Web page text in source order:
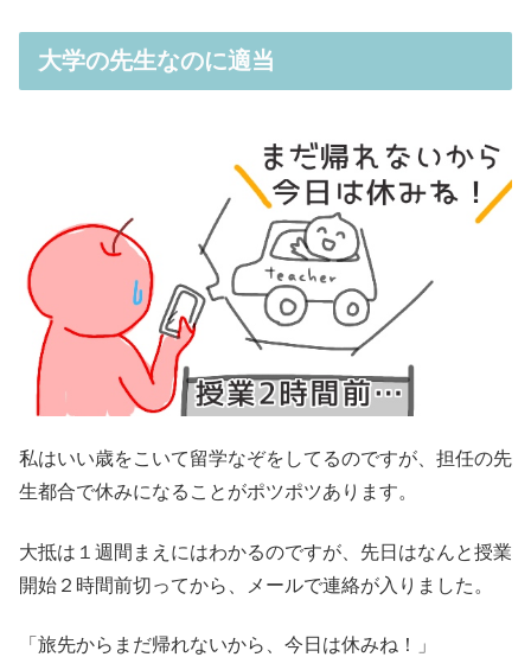
大学の先生なのに適当
私はいい歳をこいて留学なぞをしてるのですが、担任の先
生都合で休みになることがポツポツあります。
大抵は１週間まえにはわかるのですが、先日はなんと授業
開始２時間前切ってから、メールで連絡が入りました。
「旅先からまだ帰れないから、今日は休みね！」